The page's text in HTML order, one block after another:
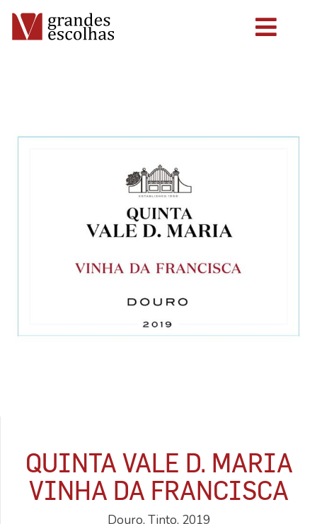
QUINTA VALE D. MARIA
VINHA DA FRANCISCA
Douro, Tinto, 2019